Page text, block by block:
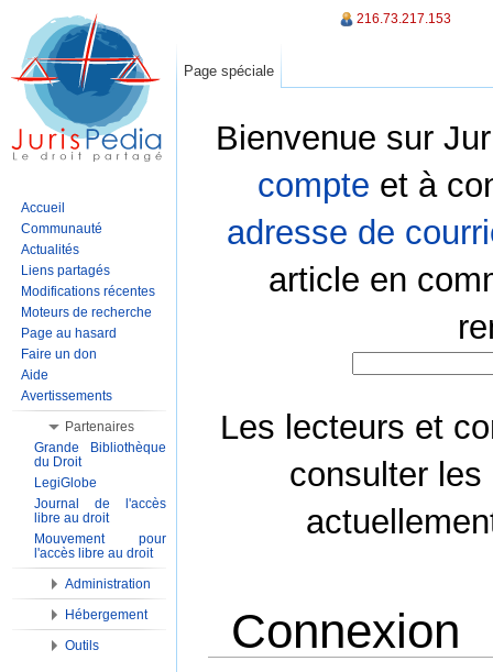
Bienvenue sur
compte et à
adresse de
article en
Les lecteurs et
consulter les
Connexion
216.73.217.153
Page spéciale
Accueil
Communauté
Actualités
Liens partagés
Modifications récentes
Moteurs de recherche
Page au hasard
Faire un don
Aide
Avertissements
Partenaires
Grande Bibliothèque
du Droit
LegiGlobe
Journal de l'accès
libre au droit
Mouvement pour
l'accès libre au droit
Administration
Hébergement
Outils